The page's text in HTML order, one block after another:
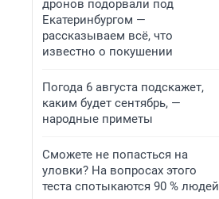
дронов подорвали под
Екатеринбургом —
рассказываем всё, что
известно о покушении
Погода 6 августа подскажет,
каким будет сентябрь, —
народные приметы
Сможете не попасться на
уловки? На вопросах этого
теста спотыкаются 90 % людей